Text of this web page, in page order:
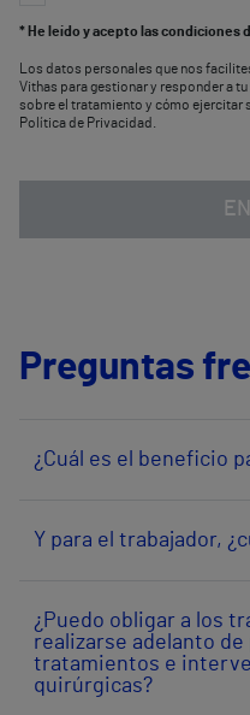
* He leído y acepto las condiciones
Los datos personales que nos
Vithas para gestionar y responder a
sobre el tratamiento y cómo ejercitar
Política de Privacidad.
Preguntas
¿Cuál es el beneficio
Y para el trabajador,
¿Puedo obligar a los
realizarse adelanto de
tratamientos e
quirúrgicas?